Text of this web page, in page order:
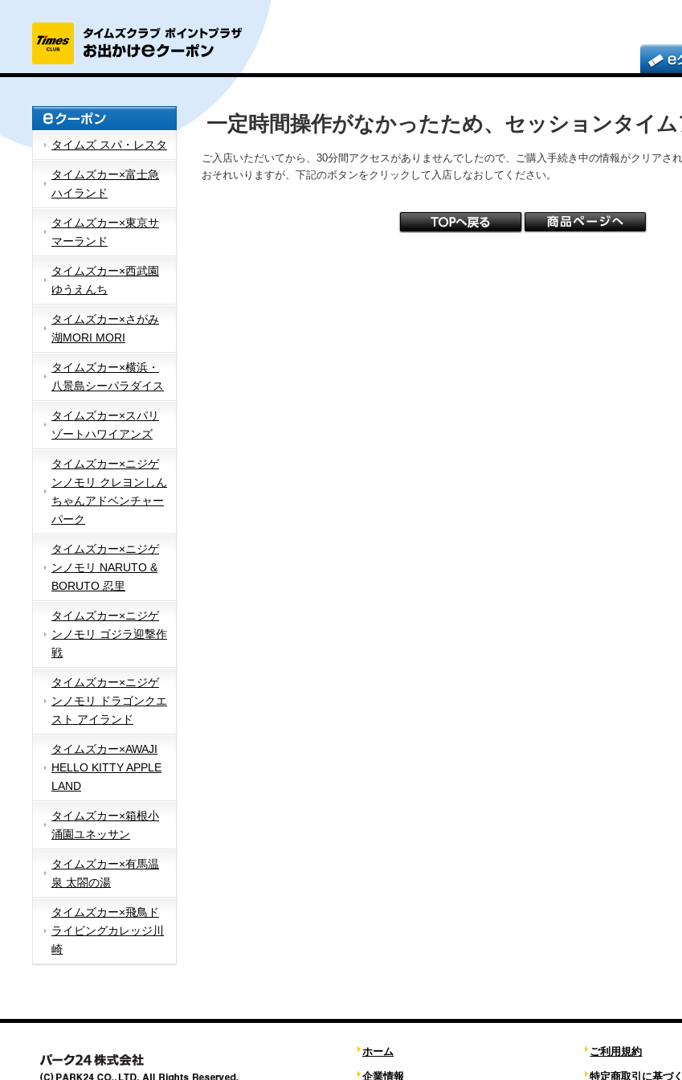
タイムズ スパ・レスタ
タイムズカー×富士急
ハイランド
タイムズカー×東京サ
マーランド
タイムズカー×西武園
ゆうえんち
タイムズカー×さがみ
湖MORI MORI
タイムズカー×横浜・
八景島シーパラダイス
タイムズカー×スパリ
ゾートハワイアンズ
タイムズカー×ニジゲ
ンノモリ クレヨンしん
ちゃんアドベンチャー
パーク
タイムズカー×ニジゲ
ンノモリ NARUTO &
BORUTO 忍里
タイムズカー×ニジゲ
ンノモリ ゴジラ迎撃作
戦
タイムズカー×ニジゲ
ンノモリ ドラゴンクエ
スト アイランド
タイムズカー×AWAJI
HELLO KITTY APPLE
LAND
タイムズカー×箱根小
涌園ユネッサン
タイムズカー×有馬温
泉 太閤の湯
タイムズカー×飛鳥ド
ライビングカレッジ川
崎
一定時間操作がなかったため、セッションタイム
ご入店いただいてから、30分間アクセスがありませんでしたので、ご購入手続き中の情報がクリアされ
おそれいりますが、下記のボタンをクリックして入店しなおしてください。
ホーム
企業情報
ご利用規約
特定商取引に基づ